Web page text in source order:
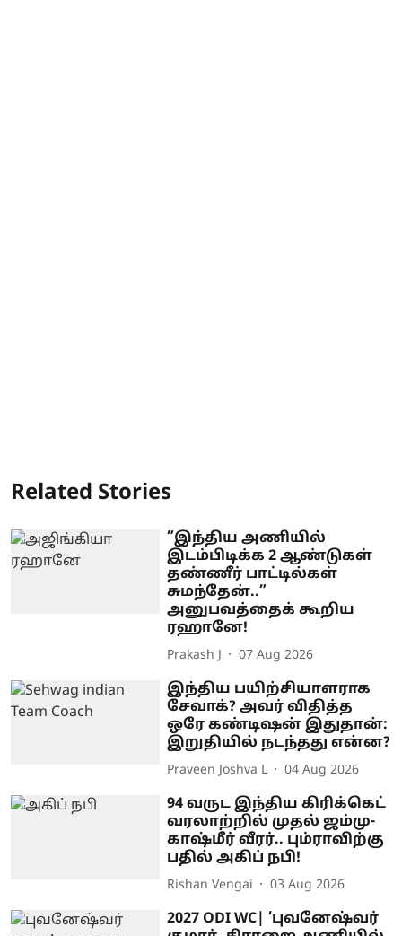
Related Stories
”இந்திய அணியில்
இடம்பிடிக்க 2 ஆண்டுகள்
தண்ணீர் பாட்டில்கள்
சுமந்தேன்..”
அனுபவத்தைக் கூறிய
ரஹானே!
Prakash J 07 Aug 2026
இந்திய பயிற்சியாளராக
சேவாக்? அவர் விதித்த
ஒரே கண்டிஷன் இதுதான்:
இறுதியில் நடந்தது என்ன?
Praveen Joshva L 04 Aug 2026
94 வருட இந்திய கிரிக்கெட்
வரலாற்றில் முதல் ஜம்மு-
காஷ்மீர் வீரர்.. பும்ராவிற்கு
பதில் அகிப் நபி!
Rishan Vengai 03 Aug 2026
2027 ODI WC| ’புவனேஷ்வர்